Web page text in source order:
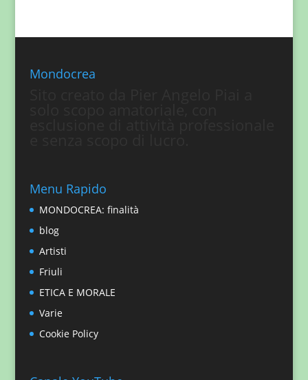
Mondocrea
Menu Rapido
MONDOCREA: finalità
blog
Artisti
Friuli
ETICA E MORALE
Varie
Cookie Policy